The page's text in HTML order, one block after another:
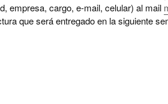
empresa, cargo, e-mail, celular) al mail
que será entregado en la siguiente